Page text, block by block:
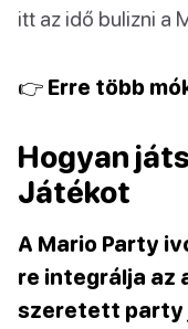
itt az idő bulizni a
👉 Erre több
Hogyan
Játékot
A Mario Party
re integrálja az
szeretett party